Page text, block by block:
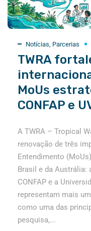
Notícias Parcerias
TWRA
MoUs
CONFAP e
A TWRA – Tropical
renovação de três
Entendimento
Brasil e da Austrália:
CONFAP e a
representam mais
como uma das
pesquisa,...